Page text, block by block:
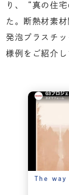
り、“真の住
た。断熱材素
発泡プラスチ
様例をご紹介し
The